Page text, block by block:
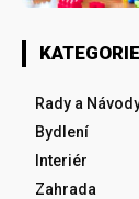
KATEGORIE
Rady a
Bydlení
Interiér
Zahrada